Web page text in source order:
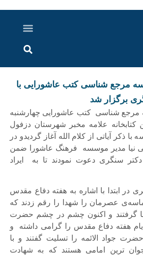
مرجع شناسی کتب عاشورایی با
برگزار شد
شناسی کتب عاشورایی چهارشنبه
علامه مخبر شهرستان دزفول
با ذکر آیاتی از کلام الله آغاز گردیدو در
نیا مدیر موسسه فرهنگ عاشورا ضمن
سنگری دعوت نمودند تا به ایراد
در ابتدا با اشاره به هفته دفاع مقدس
عصرمان را شهدا را رقم زدند که
گرفتند و اکنون چشم در چشم حضرت
هفته دفاع مقدس را گرامی داشته و
جواد الائمه را تسلیت گفتند و با
جوان ترین امامی هستند که به شهادت